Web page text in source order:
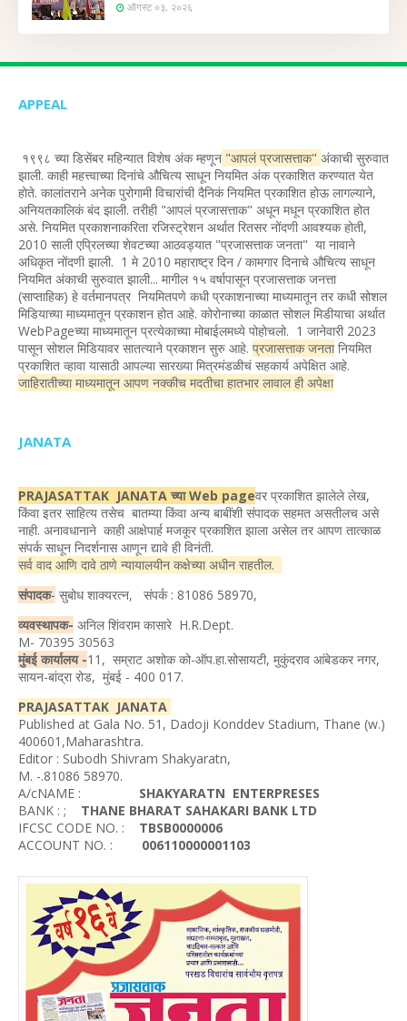
ऑगस्ट ०३, २०२६
APPEAL
१९९८ च्या डिसेंबर महिन्यात विशेष अंक म्हणून "आपलं प्रजासत्ताक" अंकाची सुरुवात
झाली. काही महत्त्वाच्या दिनांचे औचित्य साधून नियमित अंक प्रकाशित करण्यात येत
होते. कालांतराने अनेक पुरोगामी विचारांची दैनिकं नियमित प्रकाशित होऊ लागल्याने,
अनियतकालिकं बंद झाली. तरीही "आपलं प्रजासत्ताक" अधून मधून प्रकाशित होत
असे. नियमित प्रकाशनाकरिता रजिस्ट्रेशन अर्थात रितसर नोंदणी आवश्यक होती,
2010 साली एप्रिलच्या शेवटच्या आठवड्यात "प्रजासत्ताक जनता" या नावाने
अधिकृत नोंदणी झाली. 1 मे 2010 महाराष्ट्र दिन / कामगार दिनाचे औचित्य साधून
नियमित अंकाची सुरुवात झाली... मागील १५ वर्षापासून प्रजासत्ताक जनत्ता
(साप्ताहिक) हे वर्तमानपत्र नियमितपणे कधी प्रकाशनाच्या माध्यमातून तर कधी सोशल
मिडियाच्या माध्यमातून प्रकाशन होत आहे. कोरोनाच्या काळात सोशल मिडीयाचा अर्थात
WebPageच्या माध्यमातून प्रत्येकाच्या मोबाईलमध्ये पोहोचलो. 1 जानेवारी 2023
पासून सोशल मिडियावर सातत्याने प्रकाशन सुरु आहे. प्रजासत्ताक जनतानियमित
प्रकाशित व्हावा यासाठी आपल्या सारख्या मित्रमंडळीचं सहकार्य अपेक्षित आहे.
जाहिरातीच्या माध्यमातून आपण नक्कीच मदतीचा हातभार लावाल ही अपेक्षा
JANATA
PRAJASATTAK JANATA च्या Web pageवर प्रकाशित झालेले लेख,
किंवा इतर साहित्य तसेच बातम्या किंवा अन्य बाबींशी संपादक सहमत असतीलच असे
नाही. अनावधानाने काही आक्षेपार्ह मजकूर प्रकाशित झाला असेल तर आपण तात्काळ
संपर्क साधून निदर्शनास आणून द्यावे ही विनंती.
सर्व वाद आणि दावे ठाणे न्यायालयीन कक्षेच्या अधीन राहतील.
संपादक- सुबोध शाक्यरत्न, संपर्क : 81086 58970,
व्यवस्थापक- अनिल शिंवराम कासारे H.R.Dept.
M- 70395 30563
मुंबई कार्यालय -11, सम्राट अशोक को-ऑप.हा.सोसायटी, मुकुंदराव आंबेडकर नगर,
सायन-बांद्रा रोड, मुंबई - 400 017.
PRAJASATTAK JANATA
Published at Gala No. 51, Dadoji Konddev Stadium, Thane (w.)
400601,Maharashtra.
Editor : Subodh Shivram Shakyaratn,
M. -.81086 58970.
A/cNAME : SHAKYARATN ENTERPRESES
BANK : ; THANE BHARAT SAHAKARI BANK LTD
IFCSC CODE NO. : TBSB0000006
ACCOUNT NO. : 006110000001103